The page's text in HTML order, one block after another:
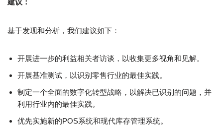
建议：
基于发现和分析，我们建议如下：
开展进一步的利益相关者访谈，以收集更多视角和见解。
开展基准测试，以识别零售行业的最佳实践。
制定一个全面的数字化转型战略，以解决已识别的问题，并
利用行业内的最佳实践。
优先实施新的POS系统和现代库存管理系统。